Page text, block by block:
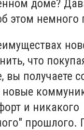
доме?
этом немного
что
вы получаете
новые
и никакого
прошлого.